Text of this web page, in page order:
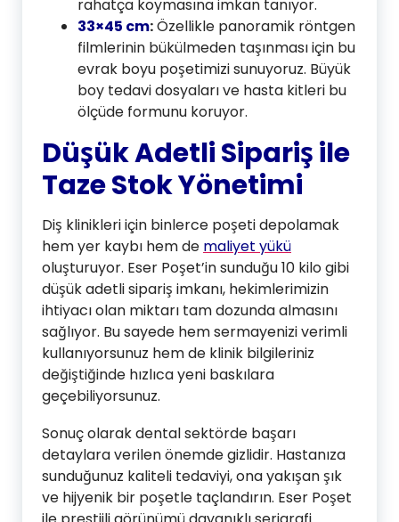
rahatça koymasına imkan tanıyor.
33×45 cm:Özellikle panoramik röntgen
filmlerinin bükülmeden taşınması için bu
evrak boyu poşetimizi sunuyoruz. Büyük
boy tedavi dosyaları ve hasta kitleri bu
ölçüde formunu koruyor.
Düşük Adetli Sipariş ile
Taze Stok Yönetimi
Diş klinikleri için binlerce poşeti depolamak
hem yer kaybı hem de maliyet yükü
oluşturuyor. Eser Poşet’in sunduğu 10 kilo gibi
düşük adetli sipariş imkanı, hekimlerimizin
ihtiyacı olan miktarı tam dozunda almasını
sağlıyor. Bu sayede hem sermayenizi verimli
kullanıyorsunuz hem de klinik bilgileriniz
değiştiğinde hızlıca yeni baskılara
geçebiliyorsunuz.
Sonuç olarak dental sektörde başarı
detaylara verilen önemde gizlidir. Hastanıza
sunduğunuz kaliteli tedaviyi, ona yakışan şık
ve hijyenik bir poşetle taçlandırın. Eser Poşet